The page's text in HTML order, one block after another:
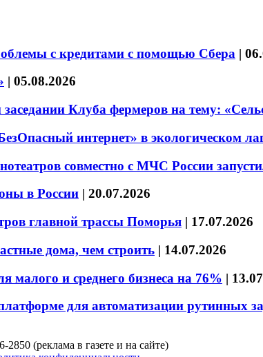
с кредитами с помощью Сбера |
| 05.08.2026
Клуба фермеров на тему:
интернет» в экологическом
совместно с МЧС России
в России | 20.07.2026
главной трассы Поморья | 17.07.2026
дома, чем строить | 14.07.2026
малого и среднего бизнеса на 76% |
для автоматизации рутинных
(реклама в газете и на сайте)